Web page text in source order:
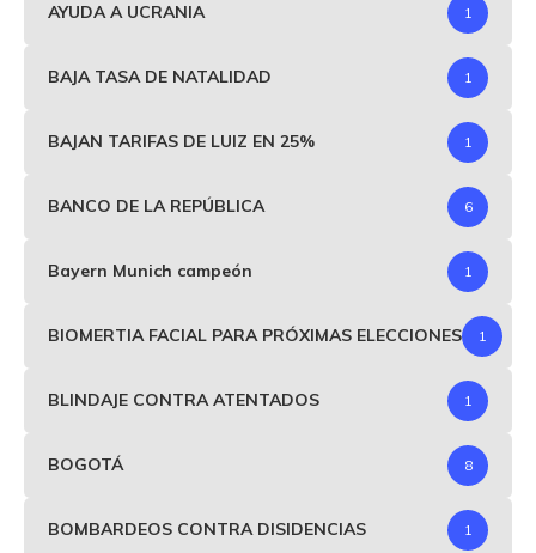
AYUDA A UCRANIA 1
BAJA TASA DE NATALIDAD 1
BAJAN TARIFAS DE LUIZ EN 25% 1
BANCO DE LA REPÚBLICA 6
Bayern Munich campeón 1
BIOMERTIA FACIAL PARA PRÓXIMAS ELECCIONES 1
BLINDAJE CONTRA ATENTADOS 1
BOGOTÁ 8
BOMBARDEOS CONTRA DISIDENCIAS 1